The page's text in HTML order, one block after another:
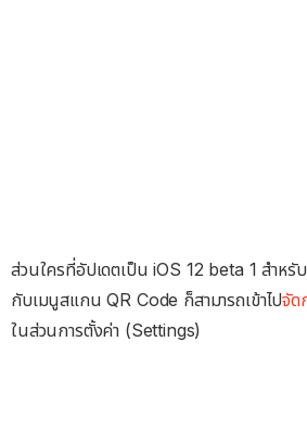
ส่วนใครที่อัปเดตเป็น iOS 12 beta 1 สำห
กับเมนูสแกน QR Code ก็สามารถเข้าไปจัด
ในส่วนการตั้งค่า (Settings)